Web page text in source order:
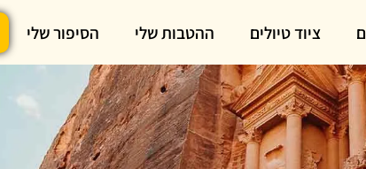
ציוד טיולים ההטבות שלי הסיפור שלי